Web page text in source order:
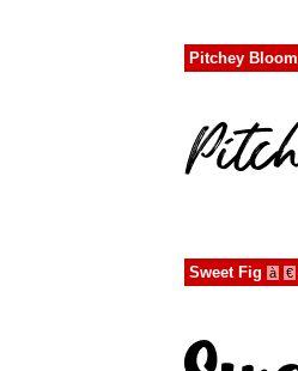
Pitchey Bloom
Sweet Fig à €